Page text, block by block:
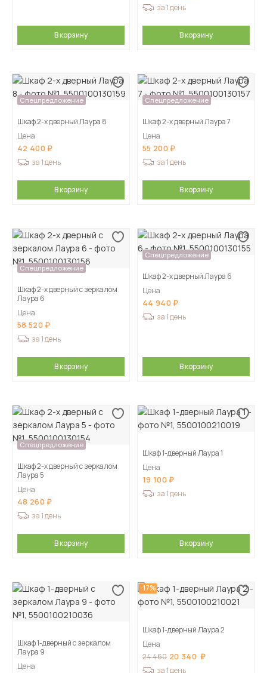
В корзину
за 1 день
В корзину
Спецпредложение
Шкаф 2-х дверный Лаура 8
Цена
42 400
за 1 день
В корзину
Спецпредложение
Шкаф 2-х дверный Лаура 7
Цена
55 200
за 1 день
В корзину
Спецпредложение
Шкаф 2-х дверный с зеркалом
Лаура 6
Цена
58 520
за 1 день
В корзину
Спецпредложение
Шкаф 2-х дверный Лаура 6
Цена
44 940
за 1 день
В корзину
Спецпредложение
Шкаф 2-х дверный с зеркалом
Лаура 5
Цена
48 260
за 1 день
В корзину
Шкаф 1-дверный Лаура 1
Цена
19 100
за 1 день
В корзину
Шкаф 1-дверный с зеркалом
Лаура 9
Цена
-17%
Шкаф 1-дверный Лаура 2
Цена
24 460 20 340
за 1 день